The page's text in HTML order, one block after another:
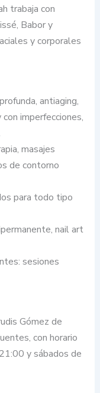
trabaja con
Babor y
y corporales
antiaging,
imperfecciones,
masajes
de contorno
para todo tipo
nail art
sesiones
Gómez de
con horario
y sábados de